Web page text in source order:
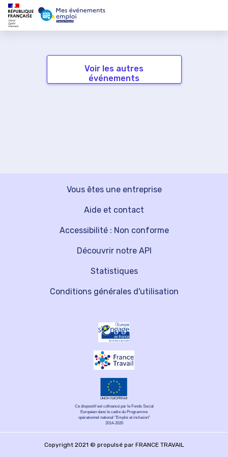
Voir les autres
événements
Vous êtes une entreprise
Découvrir notre API
Aide et contact
Statistiques
Accessibilité : Non conforme
Conditions générales d'utilisation
Ce dispositif est cofinancé par le Fonds Social
Européen dans le cadre du Programme
opérationnel national "Emploi et inclusion"
2014-2020
Copyright 2021 © propulsé par FRANCE TRAVAIL